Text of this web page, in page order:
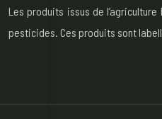
Les produits issus de
pesticides. Ces produits sont